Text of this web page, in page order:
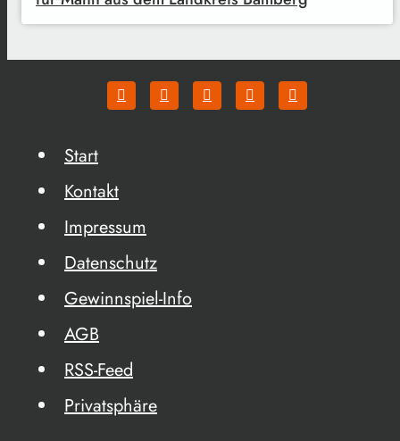
Start
Kontakt
Impressum
Datenschutz
Gewinnspiel-Info
AGB
RSS-Feed
Privatsphäre